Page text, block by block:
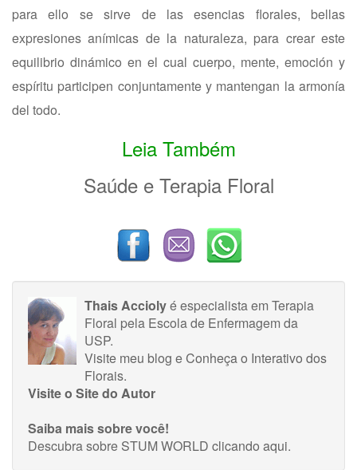
para ello se sirve de las esencias florales, bellas
expresiones anímicas de la naturaleza, para crear este
equilibrio dinámico en el cual cuerpo, mente, emoción y
espíritu participen conjuntamente y mantengan la armonía
del todo.
Leia Também
Saúde e Terapia Floral
Thais Acciolyé especialista em Terapia
Floral pela Escola de Enfermagem da
USP.
Visite meu blog eConheça o Interativo dos
Florais.
Visite o Site do Autor
Saiba mais sobre você!
Descubra sobre STUM WORLD clicando aqui.